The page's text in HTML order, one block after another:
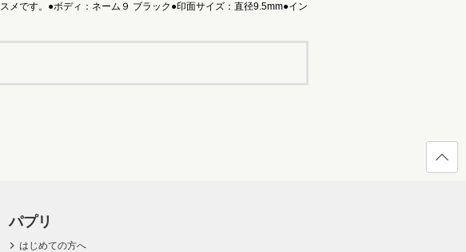
メです。●ボディ：ネーム９ ブラック●印面サイズ：直径9.5mm●イン
パプリ
はじめての方へ